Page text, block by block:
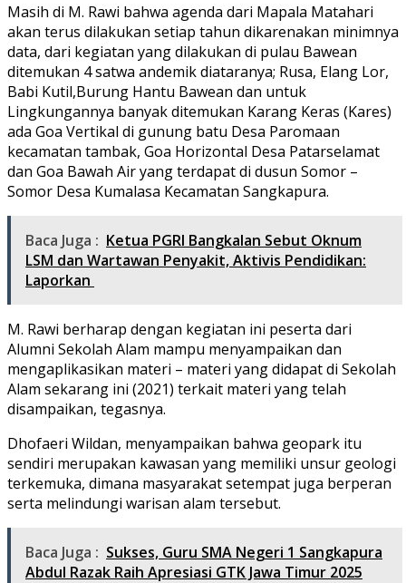
Masih di M. Rawi bahwa agenda dari Mapala Matahari
akan terus dilakukan setiap tahun dikarenakan minimnya
data, dari kegiatan yang dilakukan di pulau Bawean
ditemukan 4 satwa andemik diataranya; Rusa, Elang Lor,
Babi Kutil,Burung Hantu Bawean dan untuk
Lingkungannya banyak ditemukan Karang Keras (Kares)
ada Goa Vertikal di gunung batu Desa Paromaan
kecamatan tambak, Goa Horizontal Desa Patarselamat
dan Goa Bawah Air yang terdapat di dusun Somor –
Somor Desa Kumalasa Kecamatan Sangkapura.
Baca Juga : Ketua PGRI Bangkalan Sebut Oknum
LSM dan Wartawan Penyakit, Aktivis Pendidikan:
Laporkan
M. Rawi berharap dengan kegiatan ini peserta dari
Alumni Sekolah Alam mampu menyampaikan dan
mengaplikasikan materi – materi yang didapat di Sekolah
Alam sekarang ini (2021) terkait materi yang telah
disampaikan, tegasnya.
Dhofaeri Wildan, menyampaikan bahwa geopark itu
sendiri merupakan kawasan yang memiliki unsur geologi
terkemuka, dimana masyarakat setempat juga berperan
serta melindungi warisan alam tersebut.
Baca Juga : Sukses, Guru SMA Negeri 1 Sangkapura
Abdul Razak Raih Apresiasi GTK Jawa Timur 2025